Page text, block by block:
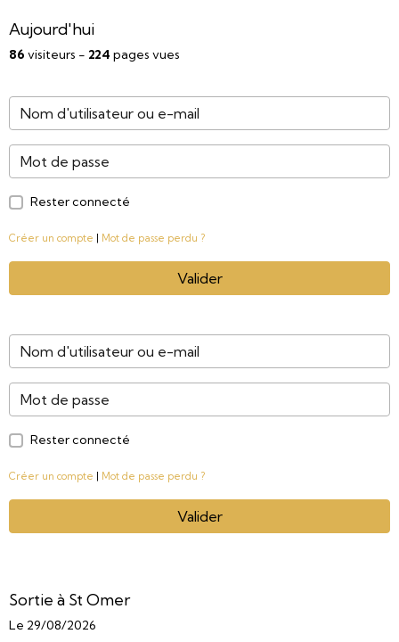
Aujourd'hui
86 visiteurs - 224 pages vues
Rester connecté
Créer un compte Mot de passe perdu ?
Valider
Rester connecté
Créer un compte Mot de passe perdu ?
Valider
Sortie à St Omer
Le 29/08/2026